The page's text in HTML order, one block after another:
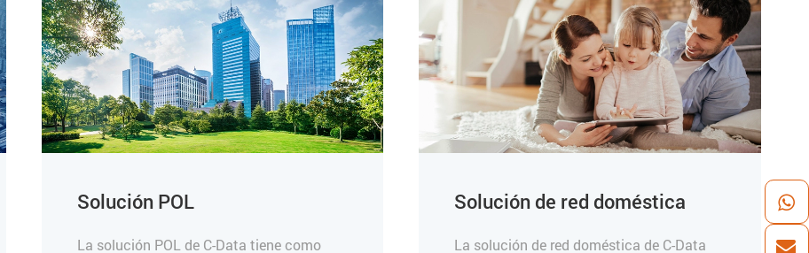
Solución POL
La solución POL de C-Data tiene como
Solución de red doméstica
La solución de red doméstica de C-Data